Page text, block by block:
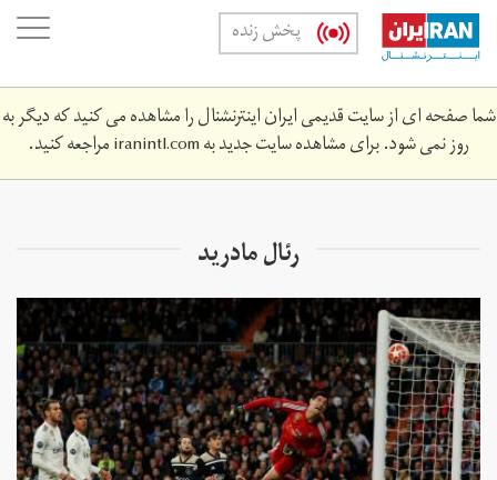
Skip
main
content
پخش زنده
شما صفحه ای از سایت قدیمی ایران اینترنشنال را مشاهده می کنید که دیگر به
روز نمی شود. برای مشاهده سایت جدید بهiranintl.comمراجعه کنید.
رئال مادرید